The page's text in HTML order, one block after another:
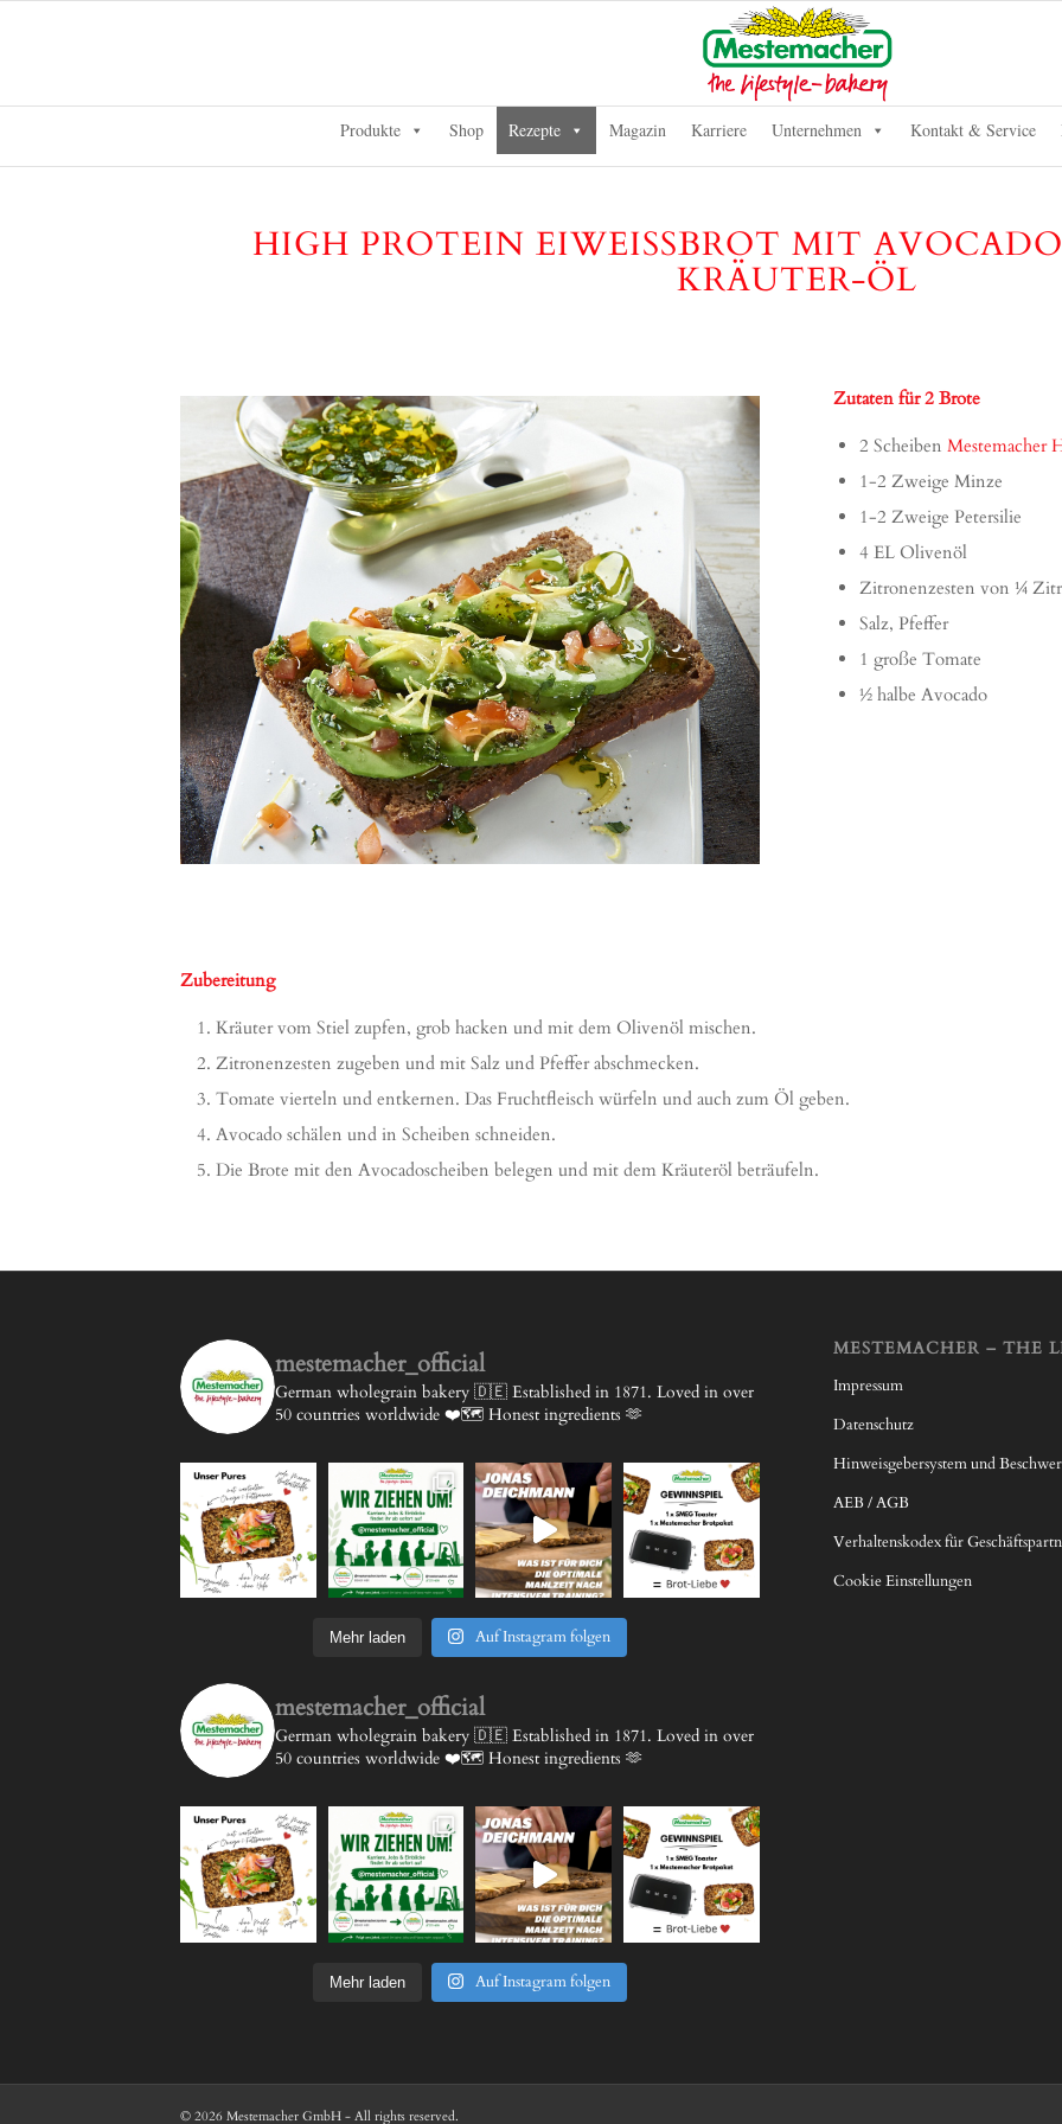
Produkte Shop Rezepte Magazin Karriere Unternehmen Kontakt & Service
HIGH PROTEIN EIWEISSBROT MIT
RÄUTER-ÖL
Zutaten für 2 Brote
2 ScheibenMestemacher
1-2 Zweige Minze
1-2 Zweige Petersilie
4 EL Olivenöl
Zitronenzesten von ¼
Salz, Pfeffer
1 große Tomate
½ halbe Avocado
Zubereitung
Kräuter vom Stiel zupfen, grob hacken und mit dem Olivenöl mischen.
Zitronenzesten zugeben und mit Salz und Pfeffer abschmecken.
Tomate vierteln und entkernen. Das Fruchtfleisch würfeln und auch zum Öl geben.
Avocado schälen und in Scheiben schneiden.
Die Brote mit den Avocadoscheiben belegen und mit dem Kräuteröl beträufeln.
mestemacher_official
German wholegrain bakery 🇩🇪 Established in 1871. Loved in over
50 countries worldwide ❤️🗺️ Honest ingredients 🫶
Mehr laden Auf Instagram folgen
mestemacher_official
German wholegrain bakery 🇩🇪 Established in 1871. Loved in over
50 countries worldwide ❤️🗺️ Honest ingredients 🫶
Mehr laden Auf Instagram folgen
MESTEMACHER – THE
Impressum
Datenschutz
Hinweisgebersystem und
AEB / AGB
Verhaltenskodex für
Cookie Einstellungen
© 2026 Mestemacher GmbH - All rights reserved.